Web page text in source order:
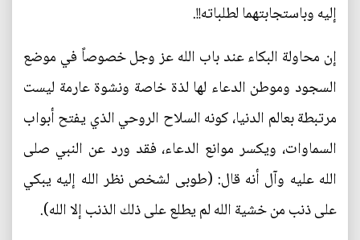
إليه وباستجابتهما لطلباته!!.
إن محاولة البكاء عند باب الله عز وجل خصوصاً في موضع
السجود وموطن الدعاء لها لذة خاصة ونشوة عارمة ليست
مرتبطة بعالم الدنيا، كونه السلاح الروحي الذي يفتح أبواب
السماوات، ويكسر موانع الدعاء، فقد ورد عن النبي صلى
الله عليه وآل أنه قال: (طوبى لشخص نظر الله إليه يبكي
على ذنب من خشية الله لم يطلع على ذلك الذنب إلا الله).